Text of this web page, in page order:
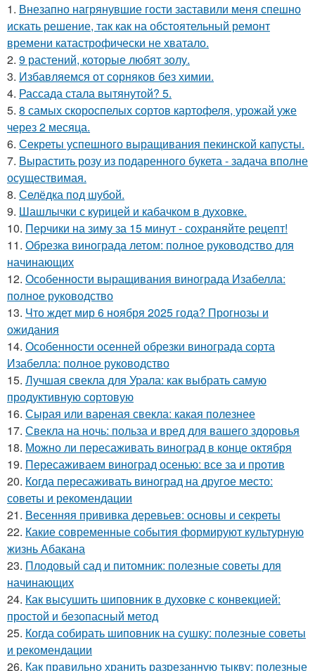
1. Внезапно нагрянувшие гости заставили меня спешно
искать решение, так как на обстоятельный ремонт
времени катастрофически не хватало.
2. 9 растений, которые любят золу.
3. Избавляемся от сорняков без химии.
4. Рассада стала вытянутой? 5.
5. 8 самых скороспелых сортов картофеля, урожай уже
через 2 месяца.
6. Секреты успешного выращивания пекинской капусты.
7. Вырастить розу из подаренного букета - задача вполне
осуществимая.
8. Селёдка под шубой.
9. Шашлычки с курицей и кабачком в духовке.
10. Перчики на зиму за 15 минут - сохраняйте рецепт!
11. Обрезка винограда летом: полное руководство для
начинающих
12. Особенности выращивания винограда Изабелла:
полное руководство
13. Что ждет мир 6 ноября 2025 года? Прогнозы и
ожидания
14. Особенности осенней обрезки винограда сорта
Изабелла: полное руководство
15. Лучшая свекла для Урала: как выбрать самую
продуктивную сортовую
16. Сырая или вареная свекла: какая полезнее
17. Свекла на ночь: польза и вред для вашего здоровья
18. Можно ли пересаживать виноград в конце октября
19. Пересаживаем виноград осенью: все за и против
20. Когда пересаживать виноград на другое место:
советы и рекомендации
21. Весенняя прививка деревьев: основы и секреты
22. Какие современные события формируют культурную
жизнь Абакана
23. Плодовый сад и питомник: полезные советы для
начинающих
24. Как высушить шиповник в духовке с конвекцией:
простой и безопасный метод
25. Когда собирать шиповник на сушку: полезные советы
и рекомендации
26. Как правильно хранить разрезанную тыкву: полезные